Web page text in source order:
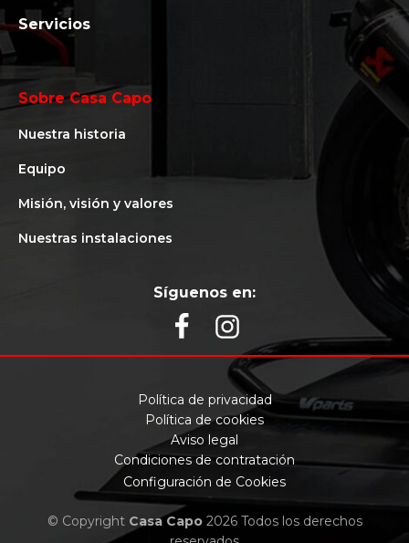
Servicios
Sobre Casa Capo
Nuestra historia
Equipo
Misión, visión y valores
Nuestras instalaciones
Síguenos en:
© Copyright Casa Capo2026 Todos los derechos
Política de privacidad
Política de cookies
Aviso legal
Condiciones de contratación
Configuración de Cookies